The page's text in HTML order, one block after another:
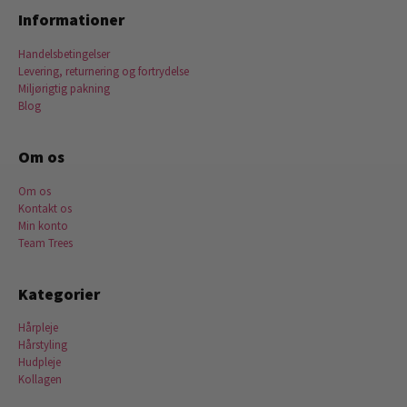
Informationer
Handelsbetingelser
Levering, returnering og fortrydelse
Miljørigtig pakning
Blog
Om os
Om os
Kontakt os
Min konto
Team Trees
Kategorier
Hårpleje
Hårstyling
Hudpleje
Kollagen